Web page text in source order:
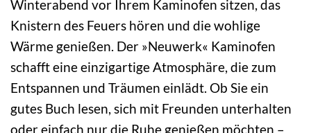
Winterabend vor Ihrem Kaminofen sitzen, das
Knistern des Feuers hören und die wohlige
Wärme genießen. Der »Neuwerk« Kaminofen
schafft eine einzigartige Atmosphäre, die zum
Entspannen und Träumen einlädt. Ob Sie ein
gutes Buch lesen, sich mit Freunden unterhalten
oder einfach nur die Ruhe genießen möchten –